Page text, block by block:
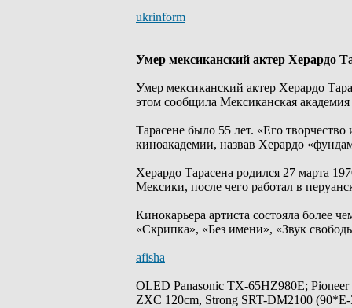
ukrinform
Умер мексиканский актер Херардо
Умер мексиканский актер Херардо
этом сообщила Мексиканская
Тарасене было 55 лет. «Его
киноакадемии, назвав Херардо
Херардо Тарасена родился 27 марта
Мексики, после чего работал в
Кинокарьера артиста состояла более
«Скрипка», «Без имени», «Звук
afisha
OLED Panasonic TX-65HZ980E;
ZXC 120cm, Strong SRT-DM2100